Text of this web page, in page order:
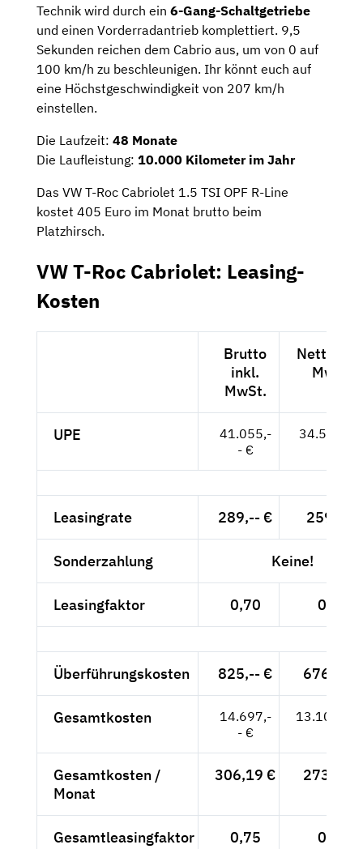
Technik wird durch ein 6-Gang-Schaltgetriebe
und einen Vorderradantrieb komplettiert. 9,5
Sekunden reichen dem Cabrio aus, um von 0 auf
100 km/h zu beschleunigen. Ihr könnt euch auf
eine Höchstgeschwindigkeit von 207 km/h
einstellen.
Die Laufzeit: 48 Monate
Die Laufleistung: 10.000 Kilometer im Jahr
Das VW T-Roc Cabriolet 1.5 TSI OPF R-Line
kostet 405 Euro im Monat brutto beim
Platzhirsch.
VW T-Roc Cabriolet: Leasing-
Kosten
Brutto
inkl.
MwSt.
Netto
MwSt.
UPE
41.055,-
- €
34.500,--
Leasingrate 289,-- € 259,-- €
Sonderzahlung Keine!
Leasingfaktor 0,70 0,75
Überführungskosten 825,-- € 676,47 €
Gesamtkosten
14.697,-
- €
13.108,47
Gesamtkosten /
Monat
306,19 € 273,09 €
Gesamtleasingfaktor 0,75 0,79